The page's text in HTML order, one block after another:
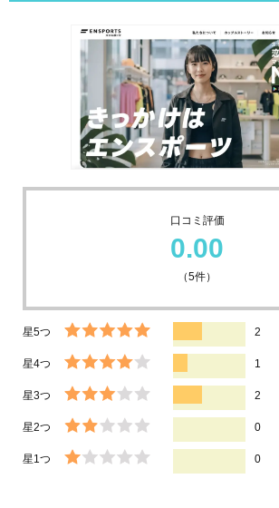
口コミ評価
0.00
（5件）
星5つ 2
星4つ 1
星3つ 2
星2つ 0
星1つ 0